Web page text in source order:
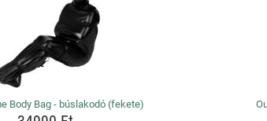
Body Bag - búslakodó (fekete)